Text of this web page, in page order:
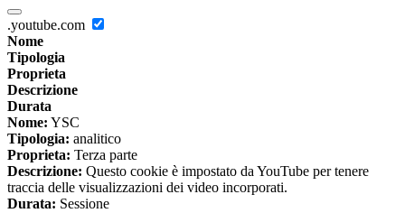
.youtube.com
Nome
Tipologia
Proprieta
Descrizione
Durata
Nome: YSC
Tipologia: analitico
Proprieta: Terza parte
Descrizione: Questo cookie è impostato da YouTube per tenere
traccia delle visualizzazioni dei video incorporati.
Durata: Sessione